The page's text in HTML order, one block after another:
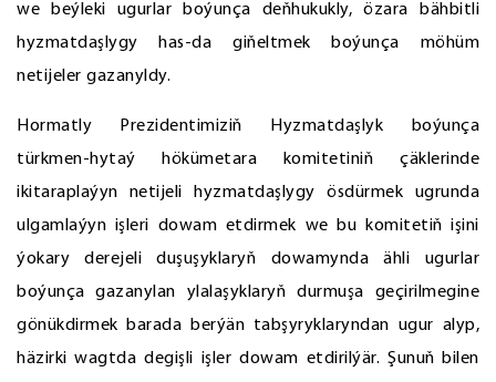
we beýleki ugurlar boýunça deňhukukly, özara bähbitli
hyzmatdaşlygy has-da giňeltmek boýunça möhüm
netijeler gazanyldy.
Hormatly Prezidentimiziň Hyzmatdaşlyk boýunça
türkmen-hytaý hökümetara komitetiniň çäklerinde
ikitaraplaýyn netijeli hyzmatdaşlygy ösdürmek ugrunda
ulgamlaýyn işleri dowam etdirmek we bu komitetiň işini
ýokary derejeli duşuşyklaryň dowamynda ähli ugurlar
boýunça gazanylan ylalaşyklaryň durmuşa geçirilmegine
gönükdirmek barada berýän tabşyryklaryndan ugur alyp,
häzirki wagtda degişli işler dowam etdirilýär. Şunuň bilen